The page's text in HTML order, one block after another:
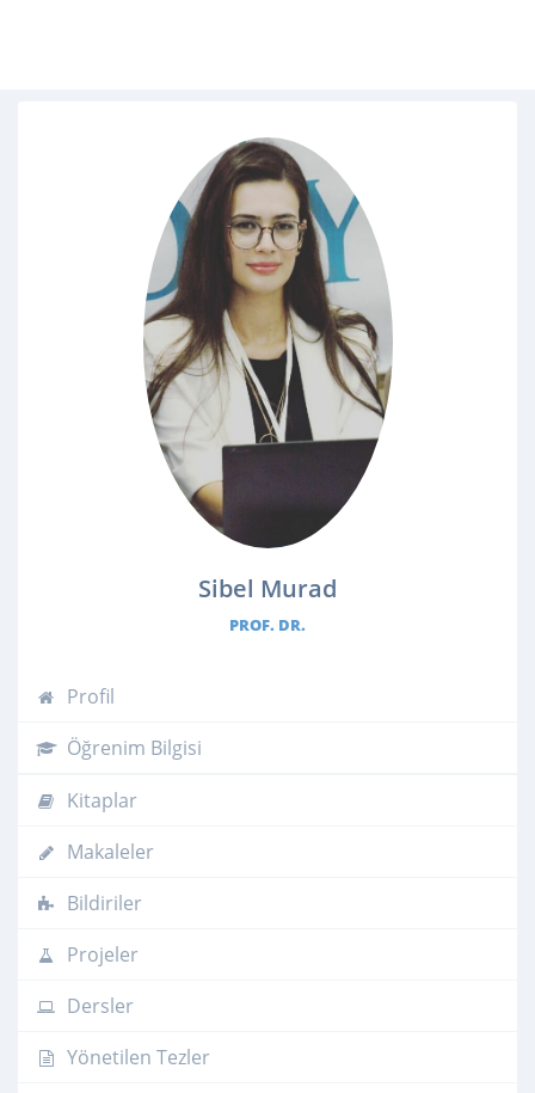
Sibel Murad
PROF. DR.
Profil
Öğrenim Bilgisi
Kitaplar
Makaleler
Bildiriler
Projeler
Dersler
Yönetilen Tezler